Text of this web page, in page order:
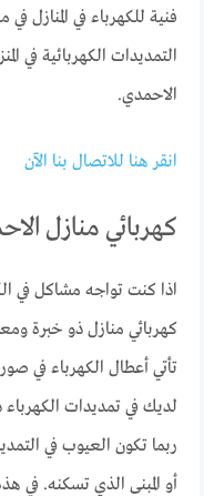
فنية للكهرباء في المنازل
التمديدات الكهربائية في
الاحمدي.
انقر هنا للاتصال بنا الآن
كهربائي منازل
اذا كنت تواجه مشاكل في
كهربائي منازل ذو خبرة
تأتي أعطال الكهرباء في
لديك في تمديدات
ربما تكون العيوب في
أو المبنى الذي تسكنه. في